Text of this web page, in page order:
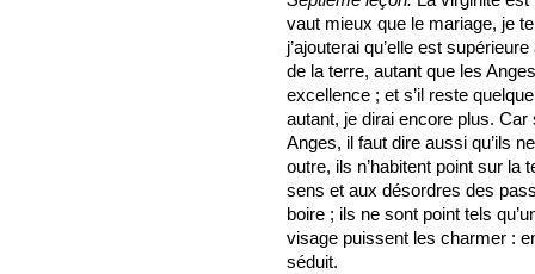
vaut mieux que le mariage, je
j’ajouterai qu’elle est
de la terre, autant que les
excellence ; et s’il reste
autant, je dirai encore plus. Car
Anges, il faut dire aussi qu’ils
outre, ils n’habitent point sur
sens et aux désordres des
boire ; ils ne sont point tels
visage puissent les charmer :
séduit.